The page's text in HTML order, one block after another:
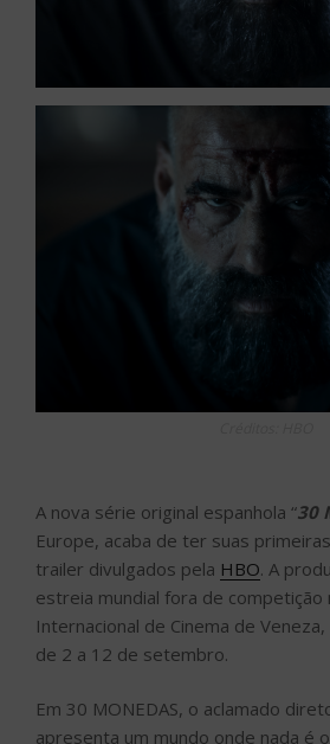
A nova série original espanhola “30
Europe, acaba de ter suas
trailer divulgados pela HBO. A
estreia mundial fora de competição
Internacional de Cinema de
de 2 a 12 de setembro.
Em 30 MONEDAS, o aclamado
apresenta um mundo onde nada é